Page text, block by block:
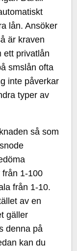
lån. Ansöker
är kraven
ett privatlån
smslån ofta
inte påverkar
typer av
så som
från 1-100
från 1-10.
av en
gäller
denna på
kan du